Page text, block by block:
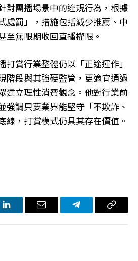
對團播場景中的違規行為，根據
處罰」，措施包括減少推薦、中
至無限期收回直播權限。
打賞行業整體仍以「正途運作」
階段與其強硬監管，更適宜通過
建立理性消費觀念。他對行業前
強調只要業界能堅守「不欺詐、
線，打賞模式仍具其存在價值。
LinkedIn电
Telegram复